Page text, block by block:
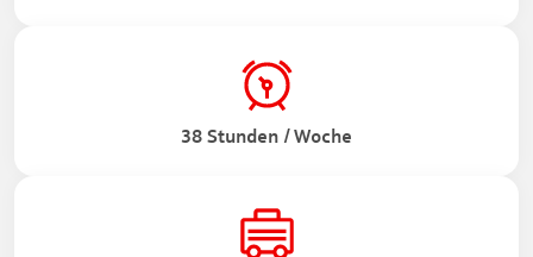
38 Stunden / Woche